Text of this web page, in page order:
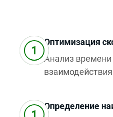
Оптимизация
Анализ
Определение